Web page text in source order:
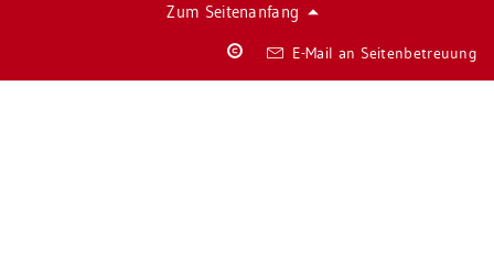
Zum Sei­ten­an­fang
E-Mail an Sei­ten­be­treu­ung
Co­